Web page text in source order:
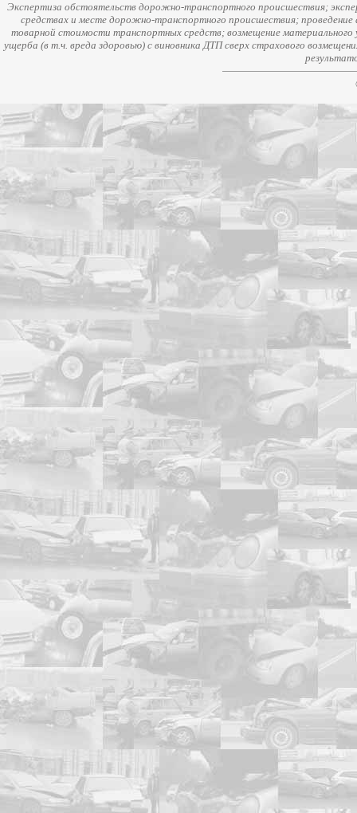
Экспертиза обстоятельств дорожно-транспортного происшествия;
средствах и месте дорожно-транспортного происшествия;
товарной стоимости транспортных средств; возмещение
ущерба (в т.ч. вреда здоровью) с виновника ДТП сверх страхового